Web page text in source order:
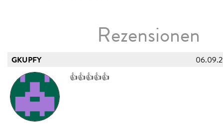
Rezensionen
GKUPFY
👍👍👍👍👍